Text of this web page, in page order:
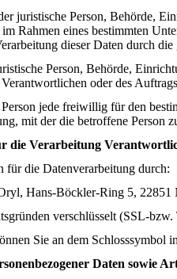
juristische Person, Behörde,
Rahmen eines bestimmten
dieser Daten durch
Person, Behörde,
oder des
jede freiwillig für den
mit der die betroffene Person
die Verarbeitung
für die Datenverarbeitung durch:
Hans-Böckler-Ring 5,
verschlüsselt (SSL-
Sie an dem
Daten sowie